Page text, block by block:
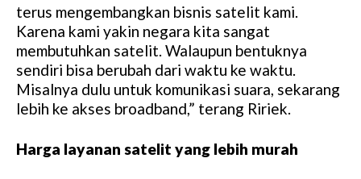
terus mengembangkan bisnis satelit kami.
Karena kami yakin negara kita sangat
membutuhkan satelit. Walaupun bentuknya
sendiri bisa berubah dari waktu ke waktu.
Misalnya dulu untuk komunikasi suara, sekarang
lebih ke akses broadband,” terang Ririek.
Harga layanan satelit yang lebih murah